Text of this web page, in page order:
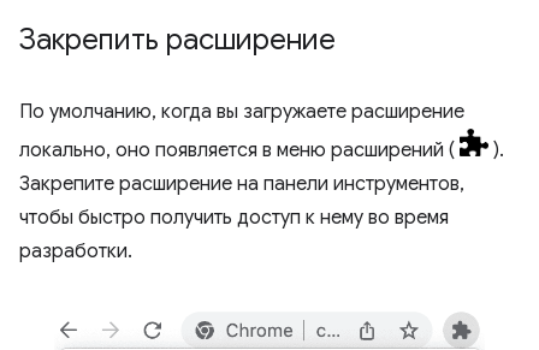
Закрепить расширение
По умолчанию, когда вы загружаете расширение
локально, оно появляется в меню расширений (
).
Закрепите расширение на панели инструментов,
чтобы быстро получить доступ к нему во время
разработки.